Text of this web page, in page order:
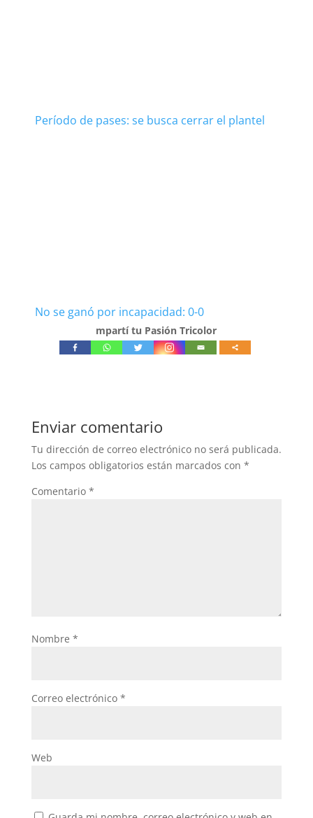
Período de pases: se busca cerrar el plantel
No se ganó por incapacidad: 0-0
mpartí tu Pasión Tricolor
Enviar comentario
Tu dirección de correo electrónico no será publicada.
Los campos obligatorios están marcados con *
Comentario *
Nombre *
Correo electrónico *
Web